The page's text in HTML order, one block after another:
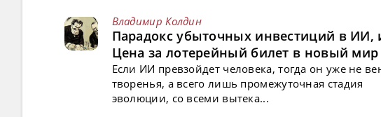
Владимир Колдин
Парадокс убыточных инвестиций в ИИ,
Цена за лотерейный билет в новый мир
Если ИИ превзойдет человека, тогда он уже не
творенья, а всего лишь промежуточная стадия
эволюции, со всеми вытека...